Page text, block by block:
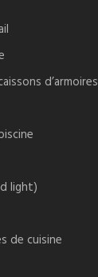
d’armoires
light)
de cuisine